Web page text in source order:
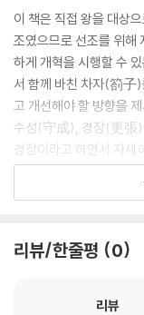
방도는 오직 학문뿐입니
자품의 좋고 나쁨은 거
이 텅 비어 그 속에 터럭
금·우임금이 천하를 차
바라면서 아직 보지 못
입니다. 전하께서는 유
--- 본문 중에서
이 책은 직접 왕을 대상
조였으므로 선조를 위해
하게 개혁을 시행할 수
서 함께 바친 차자(箚子)
고 개선해야 할 방향을
수성(守成), 경장(更張)
경장이라고 하면서 자세
필요한 시기라고 진단했
혁 드라이브를 강하게
개혁이 이루어질 수 없음
왕에 대한 기대와 실망
리뷰/한줄평 0
리뷰